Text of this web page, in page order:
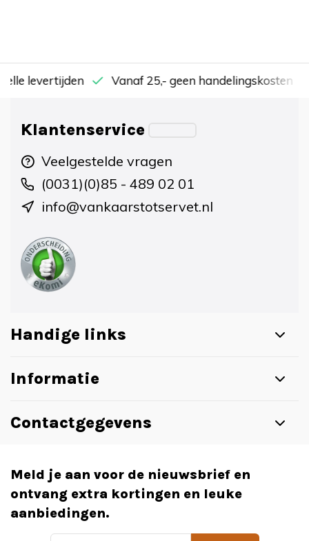
levertijden Vanaf 25,- geen handelingskosten
Klantenservice
Veelgestelde vragen
(0031)(0)85 - 489 02 01
info@vankaarstotservet.nl
Handige links
Informatie
Contactgegevens
Meld je aan voor de nieuwsbrief en
ontvang extra kortingen en leuke
aanbiedingen.